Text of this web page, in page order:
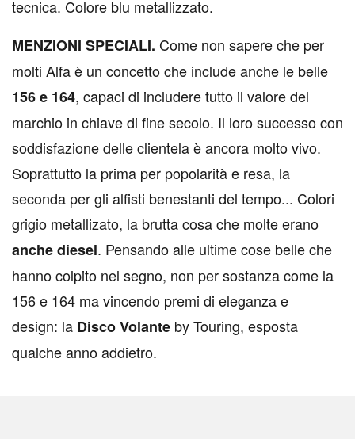
tecnica. Colore blu metallizzato.
MENZIONI SPECIALI. Come non sapere che per
molti Alfa è un concetto che include anche le belle
156 e 164, capaci di includere tutto il valore del
marchio in chiave di fine secolo. Il loro successo con
soddisfazione delle clientela è ancora molto vivo.
Soprattutto la prima per popolarità e resa, la
seconda per gli alfisti benestanti del tempo... Colori
grigio metallizato, la brutta cosa che molte erano
anche diesel. Pensando alle ultime cose belle che
hanno colpito nel segno, non per sostanza come la
156 e 164 ma vincendo premi di eleganza e
design: la Disco Volante by Touring, esposta
qualche anno addietro.